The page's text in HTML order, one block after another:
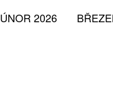
ÚNOR 2026